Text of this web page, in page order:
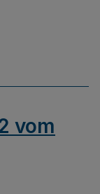
vom